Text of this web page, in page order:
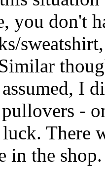
you don't
I
-
There
in the shop.